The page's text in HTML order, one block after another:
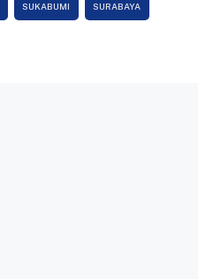
SUKABUMI SURABAYA